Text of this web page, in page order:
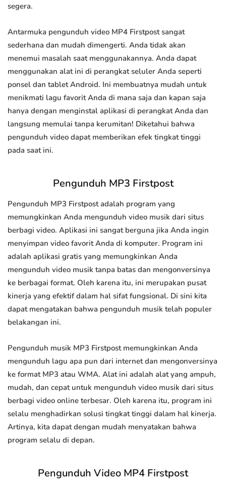
segera.
Antarmuka pengunduh video MP4 Firstpost sangat
sederhana dan mudah dimengerti. Anda tidak akan
menemui masalah saat menggunakannya. Anda dapat
menggunakan alat ini di perangkat seluler Anda seperti
ponsel dan tablet Android. Ini membuatnya mudah untuk
menikmati lagu favorit Anda di mana saja dan kapan saja
hanya dengan menginstal aplikasi di perangkat Anda dan
langsung memulai tanpa kerumitan! Diketahui bahwa
pengunduh video dapat memberikan efek tingkat tinggi
pada saat ini.
Pengunduh MP3 Firstpost
Pengunduh MP3 Firstpost adalah program yang
memungkinkan Anda mengunduh video musik dari situs
berbagi video. Aplikasi ini sangat berguna jika Anda ingin
menyimpan video favorit Anda di komputer. Program ini
adalah aplikasi gratis yang memungkinkan Anda
mengunduh video musik tanpa batas dan mengonversinya
ke berbagai format. Oleh karena itu, ini merupakan pusat
kinerja yang efektif dalam hal sifat fungsional. Di sini kita
dapat mengatakan bahwa pengunduh musik telah populer
belakangan ini.
Pengunduh musik MP3 Firstpost memungkinkan Anda
mengunduh lagu apa pun dari internet dan mengonversinya
ke format MP3 atau WMA. Alat ini adalah alat yang ampuh,
mudah, dan cepat untuk mengunduh video musik dari situs
berbagi video online terbesar. Oleh karena itu, program ini
selalu menghadirkan solusi tingkat tinggi dalam hal kinerja.
Artinya, kita dapat dengan mudah menyatakan bahwa
program selalu di depan.
Pengunduh Video MP4 Firstpost